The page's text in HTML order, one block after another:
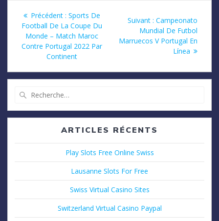
Navigation
de
l’article
Précédent : Article
précédent
:
Sports De
Football De La Coupe Du
Monde – Match Maroc
Contre Portugal 2022 Par
Continent
Suivant : Article
suivant
:
Campeonato
Mundial De Futbol
Marruecos V Portugal En
Línea
:
ARTICLES RÉCENTS
Play Slots Free Online Swiss
Lausanne Slots For Free
Swiss Virtual Casino Sites
Switzerland Virtual Casino Paypal